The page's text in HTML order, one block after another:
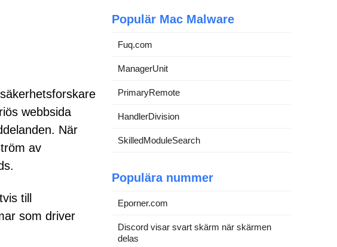
webbsida
När
av
till
som driver
Populär Mac Malware
Fuq.com
ManagerUnit
PrimaryRemote
HandlerDivision
SkilledModuleSearch
Populära nummer
Eporner.com
Discord visar svart skärm när skärmen
delas